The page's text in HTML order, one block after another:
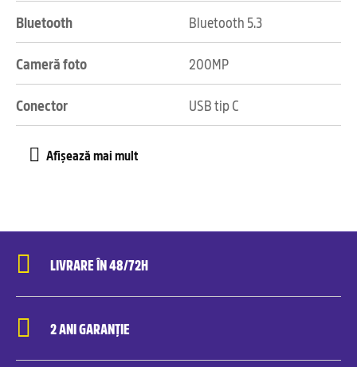
Bluetooth Bluetooth 5.3
Cameră foto 200MP
Conector USB tip C
LIVRARE ÎN 48/72H
2 ANI GARANȚIE